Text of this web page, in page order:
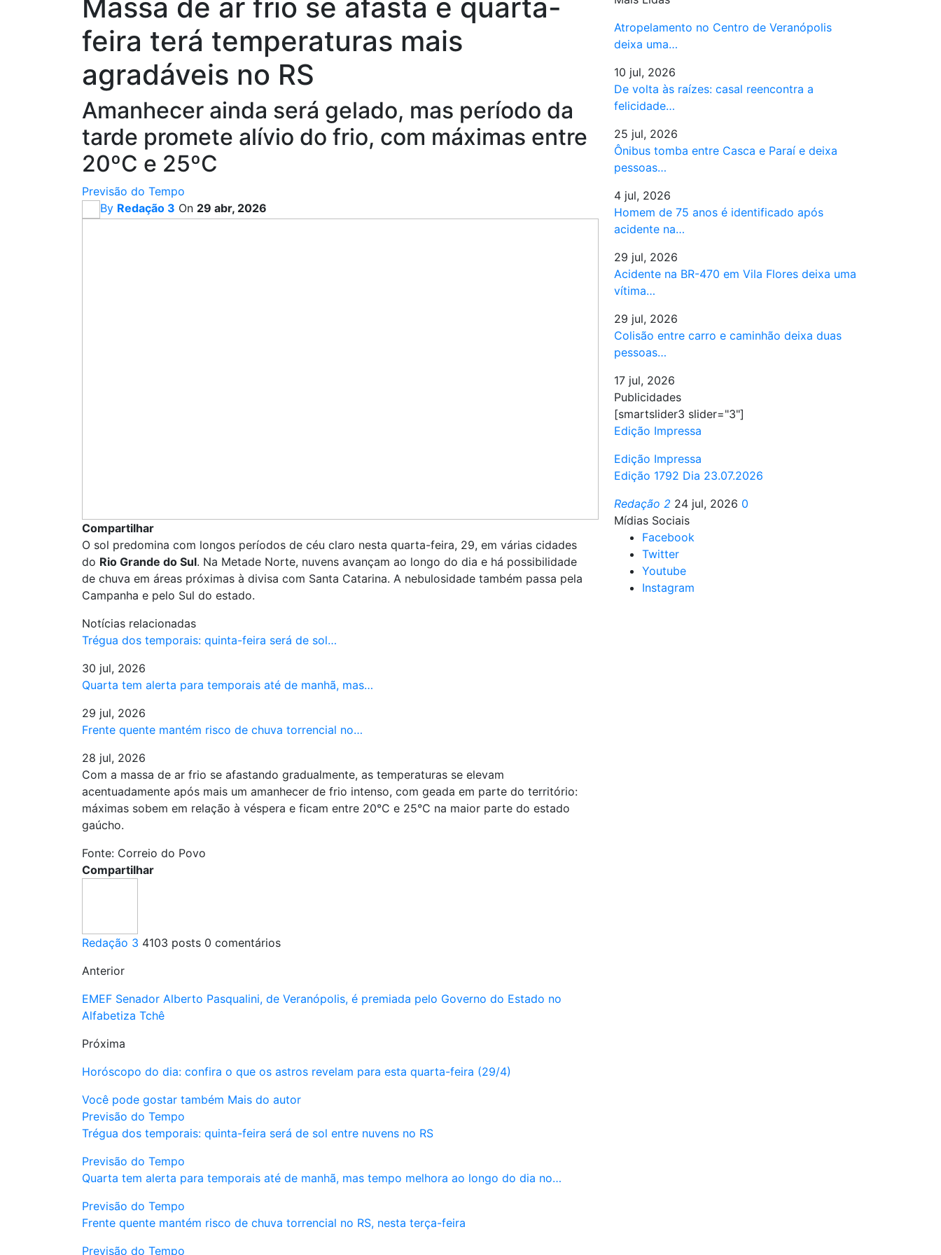
Massa de ar frio se afasta e quarta-
feira terá temperaturas mais
agradáveis no RS
Amanhecer ainda será gelado, mas período da
tarde promete alívio do frio, com máximas entre
20ºC e 25ºC
Previsão do Tempo
By Redação 3 On 29 abr, 2026
Compartilhar
O sol predomina com longos períodos de céu claro nesta quarta-feira, 29, em várias cidades
do Rio Grande do Sul. Na Metade Norte, nuvens avançam ao longo do dia e há possibilidade
de chuva em áreas próximas à divisa com Santa Catarina. A nebulosidade também passa pela
Campanha e pelo Sul do estado.
Notícias relacionadas
Trégua dos temporais: quinta-feira será de sol…
30 jul, 2026
Quarta tem alerta para temporais até de manhã, mas…
29 jul, 2026
Frente quente mantém risco de chuva torrencial no…
28 jul, 2026
Com a massa de ar frio se afastando gradualmente, as temperaturas se elevam
acentuadamente após mais um amanhecer de frio intenso, com geada em parte do território:
máximas sobem em relação à véspera e ficam entre 20°C e 25°C na maior parte do estado
gaúcho.
Fonte: Correio do Povo
Compartilhar
Redação 3 4103 posts 0 comentários
Anterior
EMEF Senador Alberto Pasqualini, de Veranópolis, é premiada pelo Governo do Estado no
Alfabetiza Tchê
Próxima
Horóscopo do dia: confira o que os astros revelam para esta quarta-feira (29/4)
Você pode gostar também Mais do autor
Previsão do Tempo
Trégua dos temporais: quinta-feira será de sol entre nuvens no RS
Previsão do Tempo
Quarta tem alerta para temporais até de manhã, mas tempo melhora ao longo do dia no…
Previsão do Tempo
Frente quente mantém risco de chuva torrencial no RS, nesta terça-feira
Previsão do Tempo
Atropelamento no Centro de Veranópolis
deixa uma…
10 jul, 2026
De volta às raízes: casal reencontra a
felicidade…
25 jul, 2026
Ônibus tomba entre Casca e Paraí e deixa
pessoas…
4 jul, 2026
Homem de 75 anos é identificado após
acidente na…
29 jul, 2026
Acidente na BR-470 em Vila Flores deixa uma
vítima…
29 jul, 2026
Colisão entre carro e caminhão deixa duas
pessoas…
17 jul, 2026
Publicidades
[smartslider3 slider="3"]
Edição Impressa
Edição Impressa
Edição 1792 Dia 23.07.2026
Redação 2 24 jul, 2026 0
Mídias Sociais
Facebook
Twitter
Youtube
Instagram